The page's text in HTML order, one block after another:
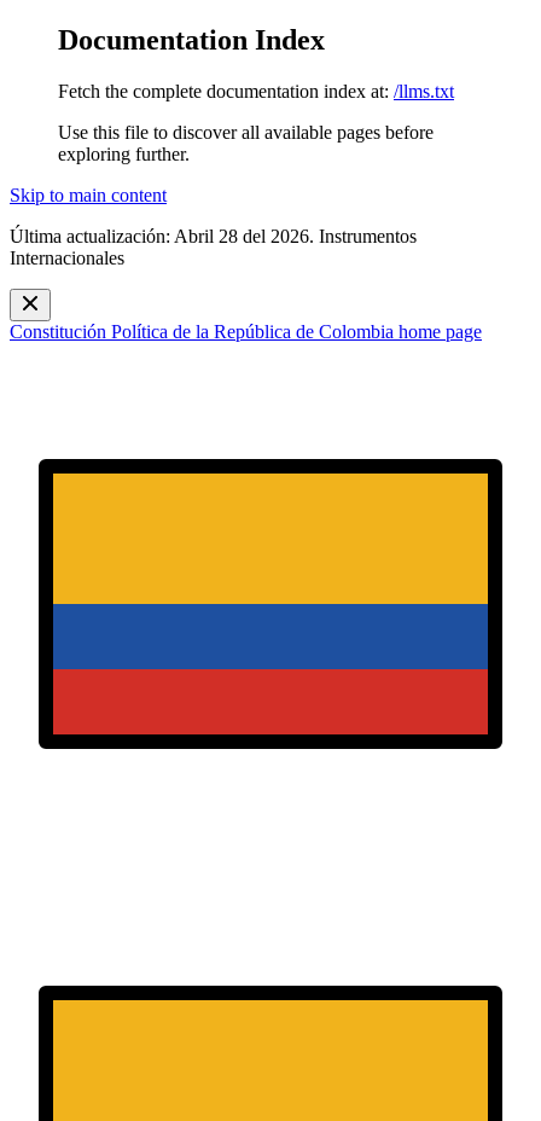
Documentation Index
Fetch the complete documentation index at: /llms.txt
Use this file to discover all available pages before
exploring further.
Skip to main content
Última actualización: Abril 28 del 2026. Instrumentos
Internacionales
Constitución Política de la República de Colombia home page